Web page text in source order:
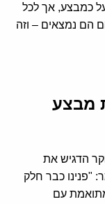
כמבצע, אך לכל
הם נמצאים – וזה
מבצע
הדגיש את
"פנינו כבר חלק
מתואמת עם